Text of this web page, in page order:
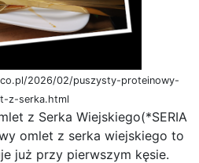
2026/02/puszysty-proteinowy-
z-serka.html
z Serka Wiejskiego(*SERIA
omlet z serka wiejskiego to
już przy pierwszym kęsie.